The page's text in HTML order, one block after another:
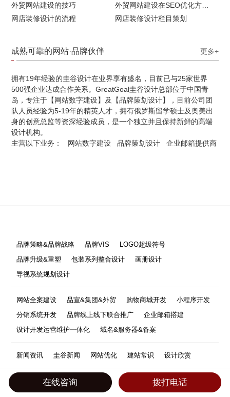
外贸网站建设的技巧
网店装修设计的流程
网店装修设计栏目策划
成熟可靠的网站·品牌伙伴 更多+
拥有19年经验的圭谷设计在业界享有盛名，目前已与25家世界
500强企业达成合作关系。GreatGoal圭谷设计总部位于中国青
岛，专注于【网站数字建设】及【品牌策划设计】，目前公司团
队人员经验为5-19年的精英人才，拥有俄罗斯留学硕士及奥美出
身的创意总监等资深经验成员，是一个独立并且保持新鲜的高端
设计机构。
主营以下业务： 网站数字建设 品牌策划设计 企业邮箱提供商
在线咨询 拨打电话
品牌策略&品牌战略 品牌VIS
LOGO超级符号
品牌升级&重塑
包装系列整合设计
画册设计
导视系统规划设计
网站全案建设 品宣&集团&外贸 购物商城开发
小程序开发
分销系统开发
品牌线上线下联合推广
企业邮箱搭建
设计开发运营维护一体化
域名&服务器&备案
新闻资讯 圭谷新闻 网站优化 建站常识 设计欣赏
服务项目 解决方案 商学院
公司简介